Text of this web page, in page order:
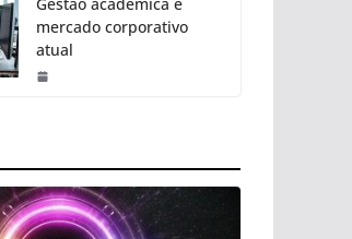
mercado corporativo
atual